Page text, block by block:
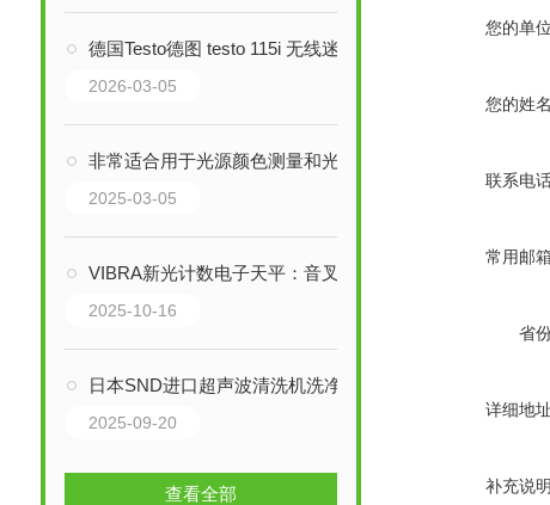
德国Testo德图 testo 115i 无线迷你管钳式温度计技术解析
2026-03-05
非常适合用于光源颜色测量和光源光强度管理领域亮度计 BM-7AC
2025-03-05
VIBRA新光计数电子天平：音叉传感器技术如何实现精密称重？
2025-10-16
日本SND进口超声波清洗机洗净机清洗器的工作原理是什么
2025-09-20
查看全部
您的单位
您的姓名
联系电话
常用邮箱
省
详细地址
补充说明